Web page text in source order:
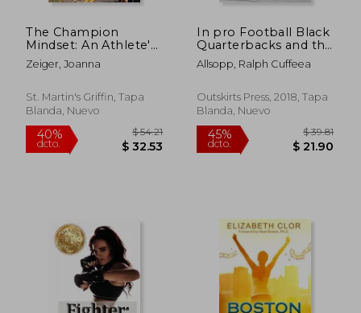
The Champion
Mindset: An Athlete's
Guide to Mental
Toughness (en
Zeiger, Joanna
St. Martin's Griffin, Tapa
Blanda, Nuevo
In pro Football Black
Quarterbacks and the
N-Word Matters: The
Acceptance of the
and the Black Male in
Society (en Inglés)
Allsopp, Ralph Cuffeea
Outskirts Press, 2018, Tapa
Blanda, Nuevo